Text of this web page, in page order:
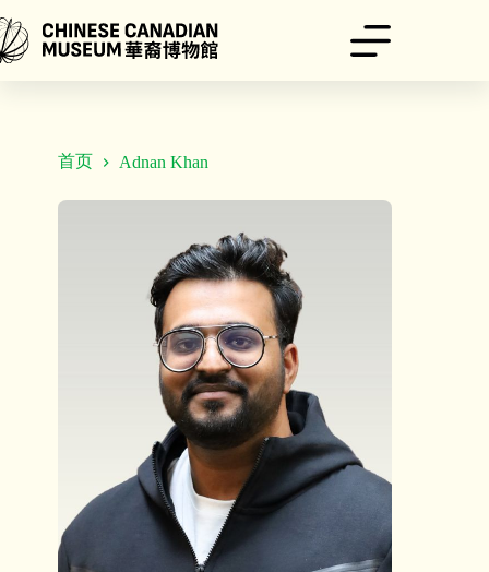
至
内
首页 Adnan Khan